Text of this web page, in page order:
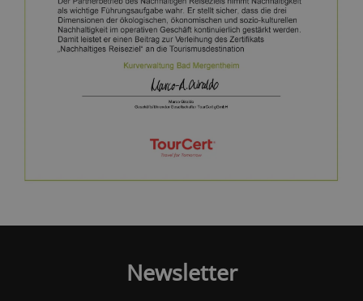
Newsletter